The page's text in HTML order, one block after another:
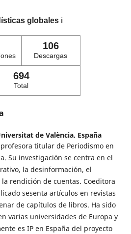
globales ℹ️
106
Descargas
694
Total
de València. España
titular de Periodismo en
Su investigación se centra en el
la desinformación, el
rendición de cuentas. Coeditora
sesenta artículos en revistas
de capítulos de libros. Ha sido
varias universidades de Europa y
es IP en España del proyecto